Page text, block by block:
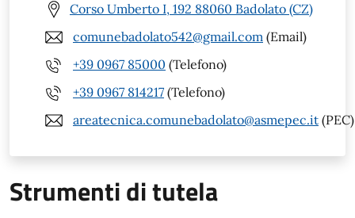
Corso Umberto I, 192 88060 Badolato (CZ)
comunebadolato542@gmail.com (Email)
+39 0967 85000 (Telefono)
+39 0967 814217 (Telefono)
areatecnica.comunebadolato@asmepec.it (PEC)
Strumenti di tutela